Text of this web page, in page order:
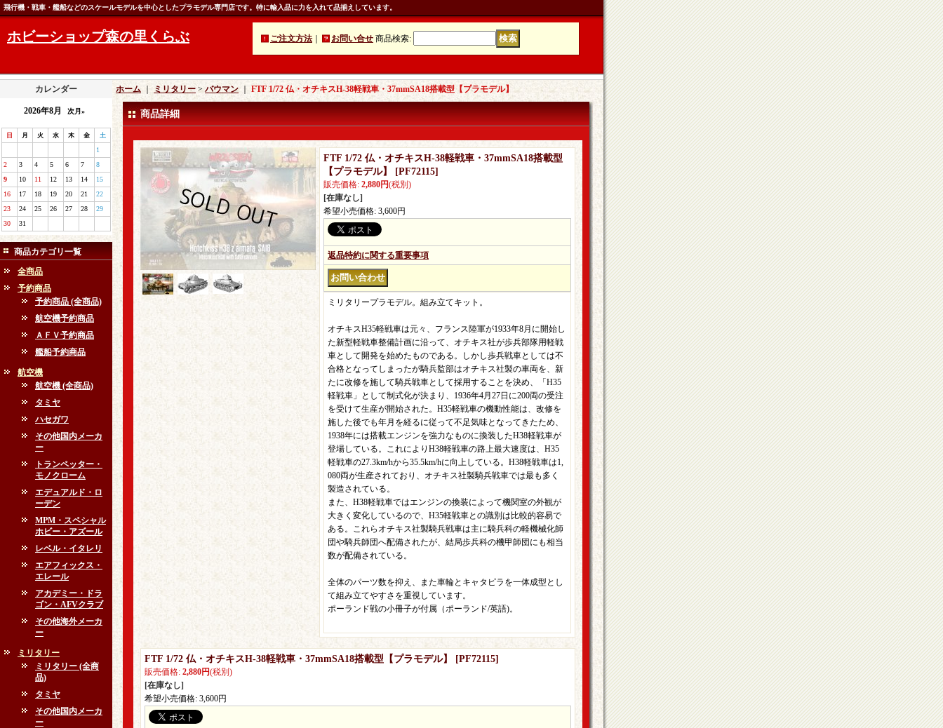
飛行機・戦車・艦船などのスケールモデルを中心としたプラモデル専門店です。特に輸入品に力を入れて品揃えしています。
ホビーショップ森の里くらぶ ご注文方法 お問い合せ 商品検索:
カレンダー
2026年8月 次月»
日 月 火 水 木 金 土
1
2
3 4 5 6 7
8
9
10 11 12 13 14
15
16
17 18 19 20 21
22
23
24 25 26 27 28
29
30
31
商品カテゴリ一覧
全商品
予約商品
予約商品 (全商品)
航空機予約商品
ＡＦＶ予約商品
艦船予約商品
航空機
航空機 (全商品)
タミヤ
ハセガワ
その他国内メーカ
ー
トランペッター・
モノクローム
エデュアルド・ロ
ーデン
MPM・スペシャル
ホビー・アズール
レベル・イタレリ
エアフィックス・
エレール
アカデミー・ドラ
ゴン・AFVクラブ
その他海外メーカ
ー
ミリタリー
ミリタリー (全商
品)
タミヤ
その他国内メーカ
ー
ホーム ミリタリー >バウマン FTF 1/72 仏・オチキスH-38軽戦車・37mmSA18搭載型【プラモデル】
商品詳細
FTF 1/72 仏・オチキスH-38軽戦車・37mmSA18搭載型
【プラモデル】
[PF72115]
販売価格: 2,880円(税別)
[在庫なし]
希望小売価格: 3,600円
返品特約に関する重要事項
ミリタリープラモデル。組み立てキット。
オチキスH35軽戦車は元々、フランス陸軍が1933年8月に開始し
た新型軽戦車整備計画に沿って、オチキス社が歩兵部隊用軽戦
車として開発を始めたものである。しかし歩兵戦車としては不
合格となってしまったが騎兵監部はオチキス社製の車両を、新
たに改修を施して騎兵戦車として採用することを決め、「H35
軽戦車」として制式化が決まり、1936年4月27日に200両の受注
を受けて生産が開始された。H35軽戦車の機動性能は、改修を
施した後でも年月を経るに従って不足気味となってきたため、
1938年には搭載エンジンを強力なものに換装したH38軽戦車が
登場している。これによりH38軽戦車の路上最大速度は、H35
軽戦車の27.3km/hから35.5km/hに向上している。H38軽戦車は1,
080両が生産されており、オチキス社製騎兵戦車では最も多く
製造されている。
また、H38軽戦車ではエンジンの換装によって機関室の外観が
大きく変化しているので、H35軽戦車との識別は比較的容易で
ある。これらオチキス社製騎兵戦車は主に騎兵科の軽機械化師
団や騎兵師団へ配備されたが、結局歩兵科の機甲師団にも相当
数が配備されている。
全体のパーツ数を抑え、また車輪とキャタピラを一体成型とし
て組み立てやすさを重視しています。
ポーランド戦の小冊子が付属（ポーランド/英語)。
FTF 1/72 仏・オチキスH-38軽戦車・37mmSA18搭載型【プラモデル】 [PF72115]
販売価格: 2,880円(税別)
[在庫なし]
希望小売価格: 3,600円